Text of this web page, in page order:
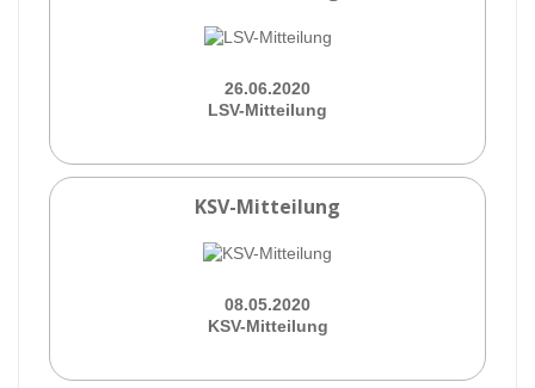
26.06.2020
LSV-Mitteilung
KSV-Mitteilung
08.05.2020
KSV-Mitteilung